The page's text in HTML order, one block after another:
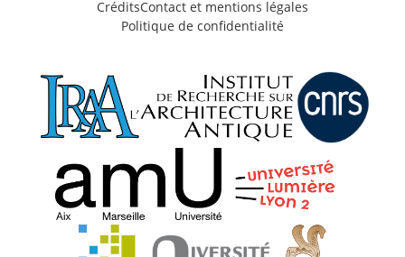
CréditsContact et mentions légales
Politique de confidentialité